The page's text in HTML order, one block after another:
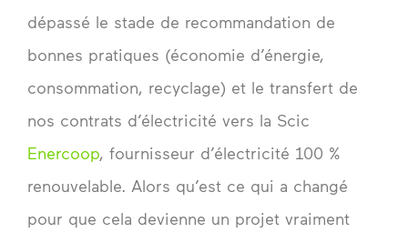
dépassé le stade de recommandation de
bonnes pratiques (économie d’énergie,
consommation, recyclage) et le transfert de
nos contrats d’électricité vers la Scic
Enercoop, fournisseur d’électricité 100 %
renouvelable. Alors qu’est ce qui a changé
pour que cela devienne un projet vraiment